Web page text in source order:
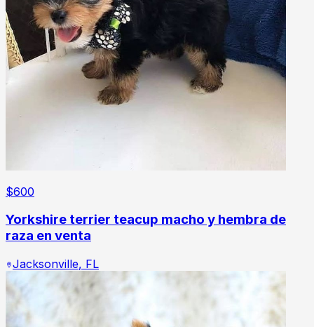
$600
Yorkshire terrier teacup macho y hembra de
raza en venta
Jacksonville, FL